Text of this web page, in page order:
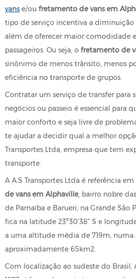
vans e/ou fretamento de vans em
tipo de serviço incentiva a diminuição
além de oferecer maior comodidade
passageiros. Ou seja, o fretamento de
sinônimo de menos trânsito, menos
eficiência no transporte de grupos.
Contratar um serviço de transfer para
negócios ou passeio é essencial para
maior conforto e seja livre de
te ajudar a decidir qual a melhor
Transportes Ltda, empresa que tem
transporte.
A A.S Transportes Ltda é referência em
de vans em Alphaville, bairro nobre
de Parnaíba e Barueri, na Grande São
fica na latitude 23º30’38” S e
a uma altitude média de 719m, numa
aproximadamente 65km2.
Com localização ao sudeste do